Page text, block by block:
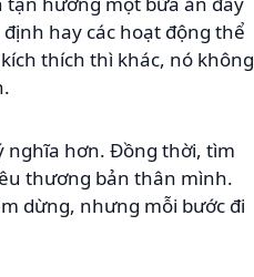
hay các hoạt động thể
thích thì khác, nó không
nghĩa hơn. Đồng thời, tìm
thương bản thân mình.
dừng, nhưng mỗi bước đi